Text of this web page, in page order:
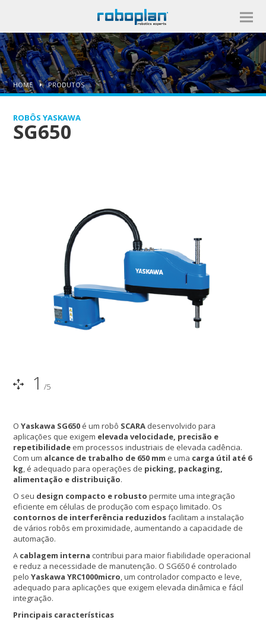
HOME PRODUTOS
ROBÔS YASKAWA
SG650
1 /5
OYaskawa SG650 é um robô SCARA desenvolvido para
aplicações que exigem elevada velocidade, precisão e
repetibilidade em processos industriais de elevada cadência.
Com um alcance de trabalho de 650 mm e uma carga útil até 6
kg, é adequado para operações de picking, packaging,
alimentação e distribuição.
O seu design compacto e robusto permite uma integração
eficiente em células de produção com espaço limitado. Os
contornos de interferência reduzidosfacilitam a instalação
de vários robôs em proximidade, aumentando a capacidade de
automação.
A cablagem interna contribui para maior fiabilidade operacional
e reduz a necessidade de manutenção. O SG650 é controlado
peloYaskawa YRC1000micro, um controlador compacto e leve,
adequado para aplicações que exigem elevada dinâmica e fácil
integração.
Principais características